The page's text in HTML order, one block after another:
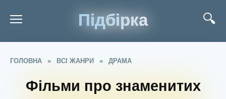
Підбірка
ГОЛОВНА » ВСІ ЖАНРИ » ДРАМА
Фільми про знаменитих